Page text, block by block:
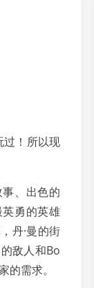
过！所以现
、出色的
勇的英雄
丹·曼的街
敌人和Bo
的需求。